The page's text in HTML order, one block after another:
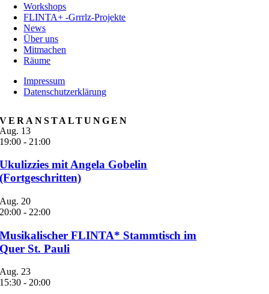
Workshops
FLINTA+ -Grrrlz-Projekte
News
Über uns
Mitmachen
Räume
Impressum
Datenschutzerklärung
VERANSTALTUNGEN
Aug. 13
19:00 - 21:00
Ukulizzies mit Angela Gobelin
(Fortgeschritten)
Aug. 20
20:00 - 22:00
Musikalischer FLINTA* Stammtisch im
Quer St. Pauli
Aug.23
15:30 -20:00